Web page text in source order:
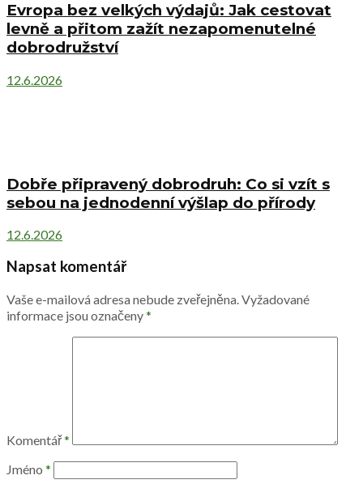
Evropa bez velkých výdajů: Jak cestovat
levně a přitom zažít nezapomenutelné
dobrodružství
12.6.2026
Dobře připravený dobrodruh: Co si vzít s
sebou na jednodenní výšlap do přírody
12.6.2026
Napsat komentář
Vaše e-mailová adresa nebude zveřejněna. Vyžadované
informace jsou označeny*
Komentář*
Jméno *